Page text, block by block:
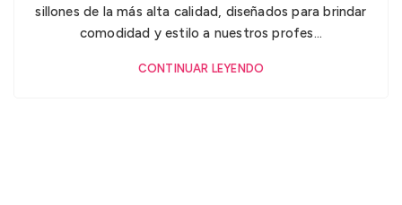
sillones de la más alta calidad, diseñados para brindar
comodidad y estilo a nuestros profes...
CONTINUAR LEYENDO